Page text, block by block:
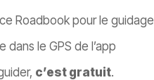
Roadbook pour le guidage
dans le GPS de l’app
c’est gratuit.